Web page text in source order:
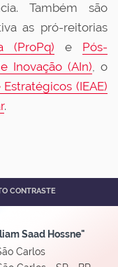
Também são
as pró-reitorias
(ProPq) e Pós-
Inovação (AIn), o
(IEAE)
.
CONTRASTE
Saad Hossne"
Carlos